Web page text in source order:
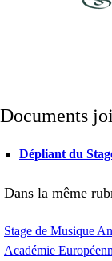
Documents
Dépliant du
Dans la même
Stage de Musique
Académie